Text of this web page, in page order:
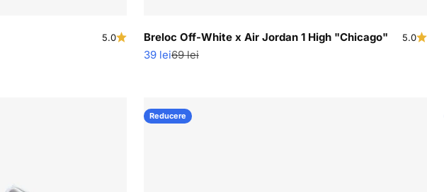
5.0 Breloc Off-White x Air Jordan 1 High "Chicago" 5.0
Pret redus
39 leiPret normal
69 lei
Reducere